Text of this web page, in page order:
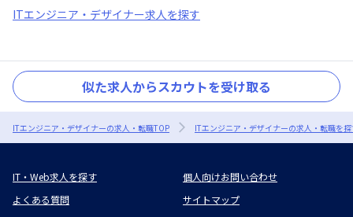
ITエンジニア・デザイナー求人を探す
似た求人からスカウトを受け取る
ITエンジニア・デザイナーの求人・転職TOP ITエンジニア・デザイナーの求人・転職を
IT・Web求人を探す
個人向けお問い合わせ
よくある質問
サイトマップ